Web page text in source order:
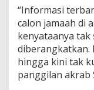
a
g
a
B
e
r
“Informasi
calon jamaah di
kenyataanya tak
diberangkatkan.
hingga kini tak
panggilan akrab